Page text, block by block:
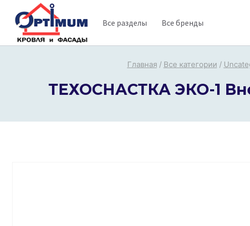
содержимому
Все разделы Все бренды
Главная / Все категории /
ТЕХОСНАСТКА ЭКО-1